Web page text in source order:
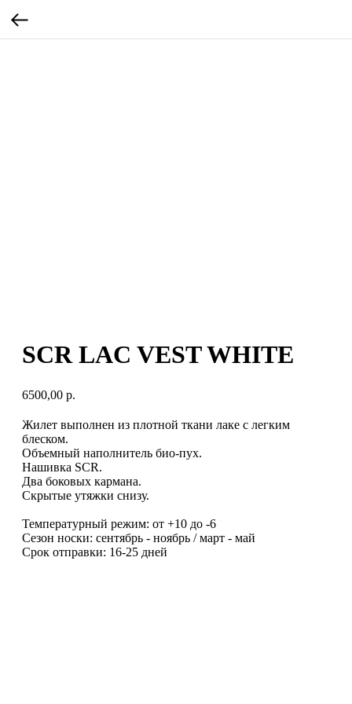
SCR LAC VEST WHITE
6500,00 р.
Жилет выполнен из плотной ткани лаке с легким
блеском.
Объемный наполнитель био-пух.
Нашивка SCR.
Два боковых кармана.
Скрытые утяжки снизу.
Температурный режим: от +10 до -6
Сезон носки: сентябрь - ноябрь / март - май
Срок отправки: 16-25 дней